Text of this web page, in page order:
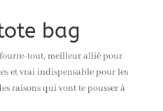
bag
fourre-tout, meilleur allié pour
et vrai indispensable pour les
raisons qui vont te pousser à